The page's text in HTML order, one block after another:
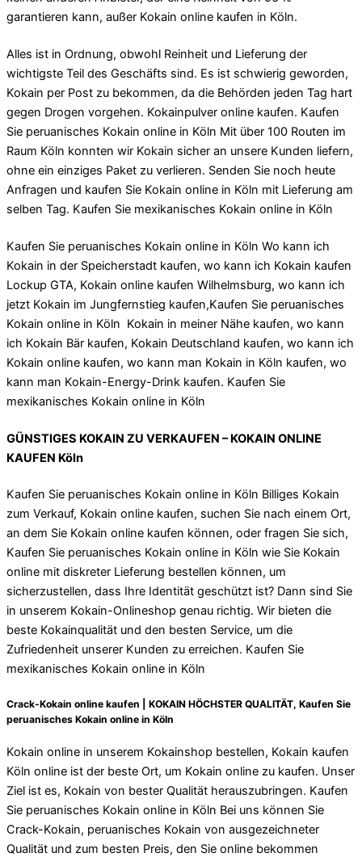
garantieren kann, außer Kokain online kaufen in Köln.
Alles ist in Ordnung, obwohl Reinheit und Lieferung der
wichtigste Teil des Geschäfts sind. Es ist schwierig geworden,
Kokain per Post zu bekommen, da die Behörden jeden Tag hart
gegen Drogen vorgehen. Kokainpulver online kaufen. Kaufen
Sie peruanisches Kokain online in Köln Mit über 100 Routen im
Raum Köln konnten wir Kokain sicher an unsere Kunden liefern,
ohne ein einziges Paket zu verlieren. Senden Sie noch heute
Anfragen und kaufen Sie Kokain online in Köln mit Lieferung am
selben Tag. Kaufen Sie mexikanisches Kokain online in Köln
Kaufen Sie peruanisches Kokain online in Köln Wo kann ich
Kokain in der Speicherstadt kaufen, wo kann ich Kokain kaufen
Lockup GTA, Kokain online kaufen Wilhelmsburg, wo kann ich
jetzt Kokain im Jungfernstieg kaufen,Kaufen Sie peruanisches
Kokain online in Köln Kokain in meiner Nähe kaufen, wo kann
ich Kokain Bär kaufen, Kokain Deutschland kaufen, wo kann ich
Kokain online kaufen, wo kann man Kokain in Köln kaufen, wo
kann man Kokain-Energy-Drink kaufen. Kaufen Sie
mexikanisches Kokain online in Köln
GÜNSTIGES KOKAIN ZU VERKAUFEN – KOKAIN ONLINE
KAUFEN Köln
Kaufen Sie peruanisches Kokain online in Köln Billiges Kokain
zum Verkauf, Kokain online kaufen, suchen Sie nach einem Ort,
an dem Sie Kokain online kaufen können, oder fragen Sie sich,
Kaufen Sie peruanisches Kokain online in Köln wie Sie Kokain
online mit diskreter Lieferung bestellen können, um
sicherzustellen, dass Ihre Identität geschützt ist? Dann sind Sie
in unserem Kokain-Onlineshop genau richtig. Wir bieten die
beste Kokainqualität und den besten Service, um die
Zufriedenheit unserer Kunden zu erreichen. Kaufen Sie
mexikanisches Kokain online in Köln
Crack-Kokain online kaufen | KOKAIN HÖCHSTER QUALITÄT, Kaufen Sie
peruanisches Kokain online in Köln
Kokain online in unserem Kokainshop bestellen, Kokain kaufen
Köln online ist der beste Ort, um Kokain online zu kaufen. Unser
Ziel ist es, Kokain von bester Qualität herauszubringen. Kaufen
Sie peruanisches Kokain online in Köln Bei uns können Sie
Crack-Kokain, peruanisches Kokain von ausgezeichneter
Qualität und zum besten Preis, den Sie online bekommen